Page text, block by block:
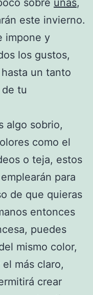
este invierno.
impone y
los gustos,
un tanto
tu
algo sobrio,
como el
o teja, estos
para
de que quieras
entonces
puedes
mismo color,
más claro,
crear